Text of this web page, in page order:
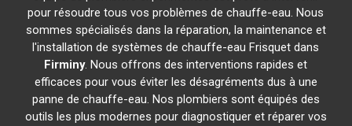
pour résoudre tous vos problèmes de chauffe-eau. Nous
sommes spécialisés dans la réparation, la maintenance et
l'installation de systèmes de chauffe-eau Frisquet dans
Firminy. Nous offrons des interventions rapides et
efficaces pour vous éviter les désagréments dus à une
panne de chauffe-eau. Nos plombiers sont équipés des
outils les plus modernes pour diagnostiquer et réparer vos